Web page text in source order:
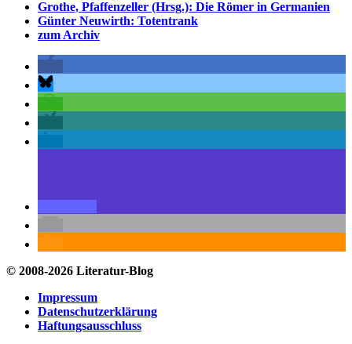
Grothe, Pfaffenzeller (Hrsg.): Die Römer in Germanien
Günter Neuwirth: Totentrank
zum Archiv
© 2008-2026 Literatur-Blog
Impressum
Datenschutzerklärung
Haftungsausschluss